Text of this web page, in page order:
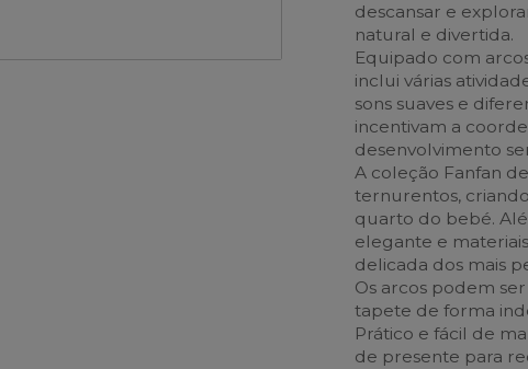
descansar e
natural e divertida.
Equipado com
inclui várias
sons suaves e
incentivam a
desenvolvimento
A coleção Fanfan
ternurentos,
quarto do bebé.
elegante e
delicada dos mais
Os arcos podem
tapete de forma
Prático e fácil de
de presente para